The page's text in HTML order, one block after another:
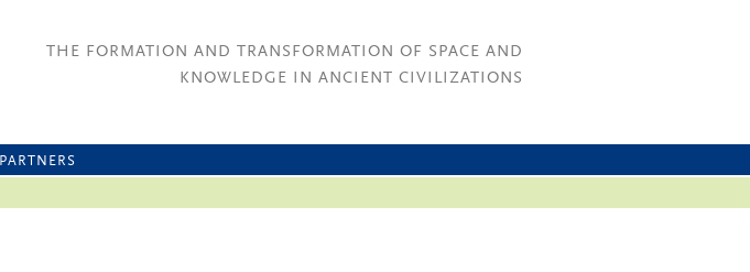
THE FORMATION AND TRANSFORMATION OF SPACE AND
KNOWLEDGE IN ANCIENT CIVILIZATIONS
PARTNERS